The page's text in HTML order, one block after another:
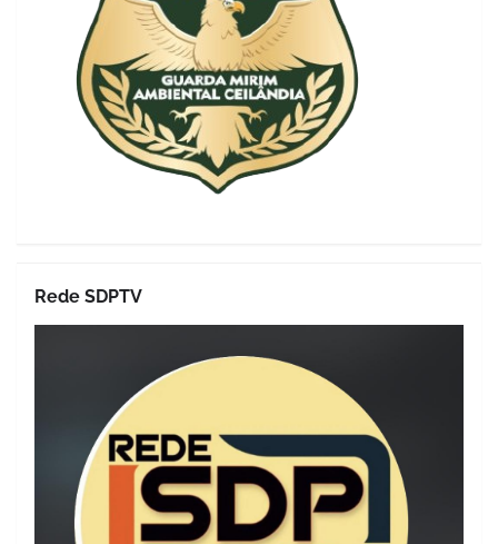
Rede SDPTV